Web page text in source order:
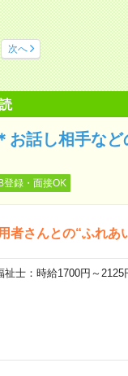
次へ
お話し相手な
登録・面接OK
さんとの“ふれあ
士：時給1700円～